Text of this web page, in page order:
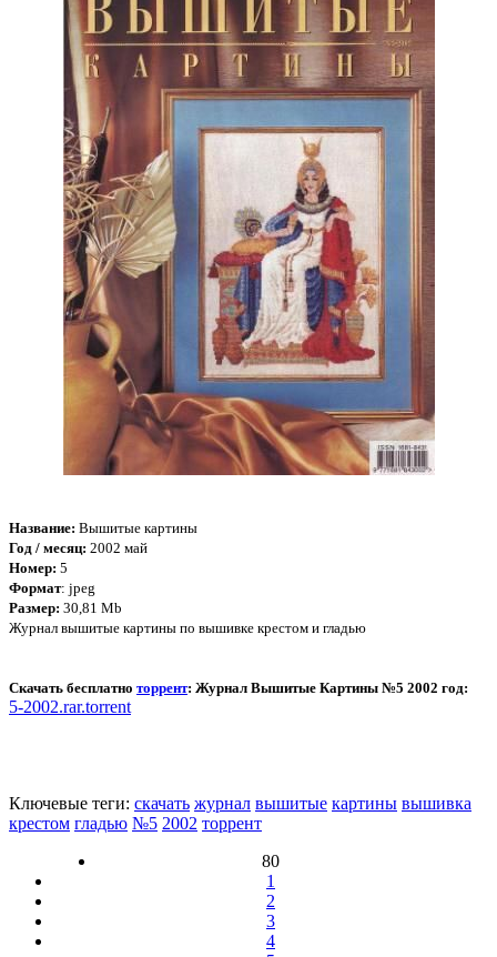
Название: Вышитые картины
Год / месяц: 2002 май
Номер: 5
Формат: jpeg
Размер: 30,81 Mb
Журнал вышитые картины по вышивке крестом и гладью
Скачать бесплатно торрент: Журнал Вышитые Картины №5 2002 год:
5-2002.rar.torrent
Ключевые теги: скачать журнал вышитые картины вышивка
крестом гладью №5 2002 торрент
80
1
2
3
4